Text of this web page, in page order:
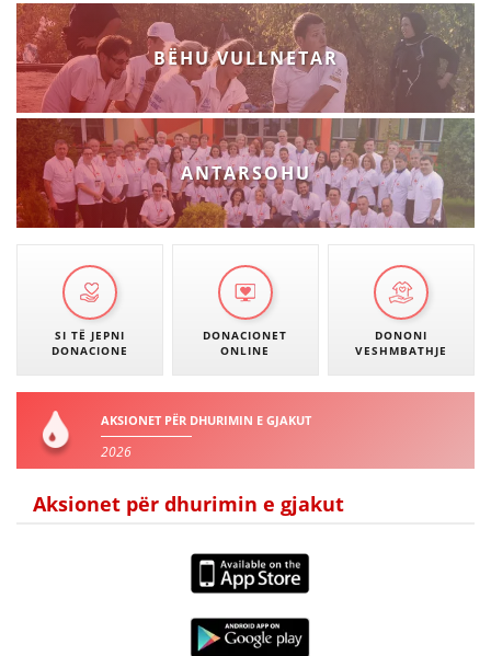
BËHU VULLNETAR
ANTARSOHU
SI TË JEPNI
DONACIONE
DONACIONET
ONLINE
DONONI
VESHMBATHJE
AKSIONET PËR DHURIMIN E GJAKUT
2026
Aksionet për dhurimin e gjakut